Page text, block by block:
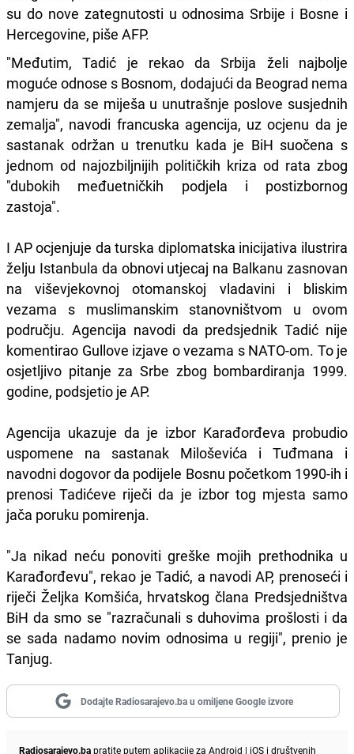
su do nove zategnutosti u odnosima Srbije i Bosne i
Hercegovine, piše AFP.
"Međutim, Tadić je rekao da Srbija želi najbolje
moguće odnose s Bosnom, dodajući da Beograd nema
namjeru da se miješa u unutrašnje poslove susjednih
zemalja", navodi francuska agencija, uz ocjenu da je
sastanak održan u trenutku kada je BiH suočena s
jednom od najozbiljnijih političkih kriza od rata zbog
"dubokih međuetničkih podjela i postizbornog
zastoja".
I AP ocjenjuje da turska diplomatska inicijativa ilustrira
želju Istanbula da obnovi utjecaj na Balkanu zasnovan
na viševjekovnoj otomanskoj vladavini i bliskim
vezama s muslimanskim stanovništvom u ovom
području. Agencija navodi da predsjednik Tadić nije
komentirao Gullove izjave o vezama s NATO-om. To je
osjetljivo pitanje za Srbe zbog bombardiranja 1999.
godine, podsjetio je AP.
Agencija ukazuje da je izbor Karađorđeva probudio
uspomene na sastanak Miloševića i Tuđmana i
navodni dogovor da podijele Bosnu početkom 1990-ih i
prenosi Tadićeve riječi da je izbor tog mjesta samo
jača poruku pomirenja.
"Ja nikad neću ponoviti greške mojih prethodnika u
Karađorđevu", rekao je Tadić, a navodi AP, prenoseći i
riječi Željka Komšića, hrvatskog člana Predsjedništva
BiH da smo se "razračunali s duhovima prošlosti i da
se sada nadamo novim odnosima u regiji", prenio je
Tanjug.
Dodajte Radiosarajevo.ba u omiljene Google izvore
Radiosarajevo.bapratite putem aplikacije za Android | iOS i društvenih